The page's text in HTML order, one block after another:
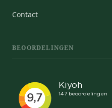
Contact
BEOORDELINGEN